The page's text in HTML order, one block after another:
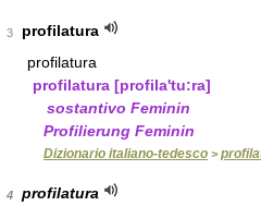
3
profilatura
profilatura
profilatura [profila'tu:ra]
sostantivo Feminin
Profilierung Feminin
Dizionario italiano-tedesco >
4
profilatura